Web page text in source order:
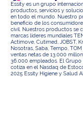
Essity es un grupo
productos, servicios y
en todo el mundo. Nuestro
beneficio de los
civil. Nuestros productos se
marcas líderes mundiales
Actimove, Cutimed, JOBST,
Nosotras, Saba, Tempo,
ventas netas de 13.000
36.000 empleados. El
cotiza en el Nasdaq de
2025 Essity Higiene y Salud